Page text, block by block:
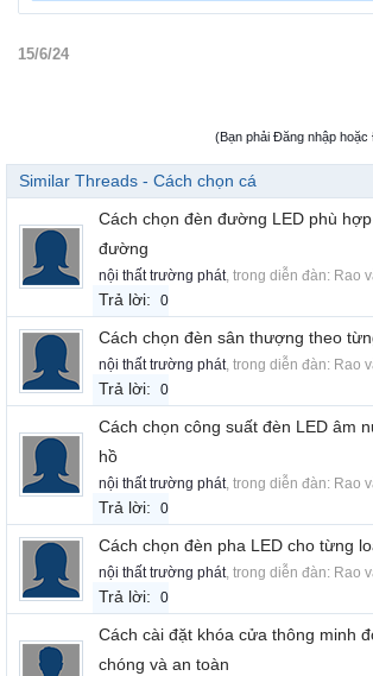
15/6/24
(Bạn phải Đăng nhập
Similar Threads - Cách chọn cá
Cách chọn đèn đường LED phù
đường
nội thất trường phát, trong diễn đàn: Rao
Trả lời: 0
Cách chọn đèn sân thượng theo
nội thất trường phát, trong diễn đàn: Rao
Trả lời: 0
Cách chọn công suất đèn LED âm
hồ
nội thất trường phát, trong diễn đàn: Rao
Trả lời: 0
Cách chọn đèn pha LED cho từng
nội thất trường phát, trong diễn đàn: Rao
Trả lời: 0
Cách cài đặt khóa cửa thông minh
chóng và an toàn